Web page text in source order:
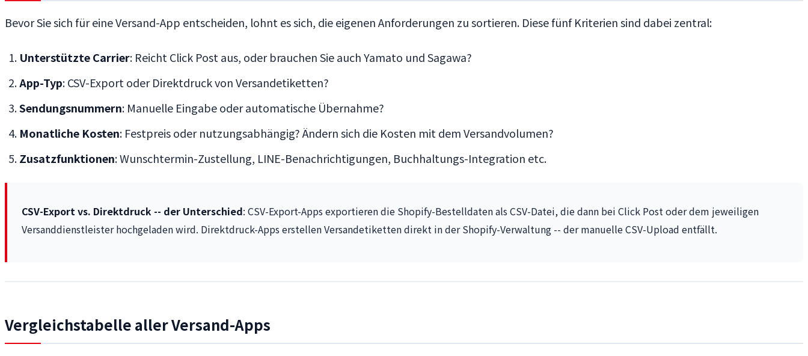
Bevor Sie sich für eine Versand-App entscheiden, lohnt es sich, die eigenen Anforderungen zu sortieren. Diese fünf Kriterien sind dabei zentral:
Unterstützte Carrier: Reicht Click Post aus, oder brauchen Sie auch Yamato und Sagawa?
App-Typ: CSV-Export oder Direktdruck von Versandetiketten?
Sendungsnummern: Manuelle Eingabe oder automatische Übernahme?
Monatliche Kosten: Festpreis oder nutzungsabhängig? Ändern sich die Kosten mit dem Versandvolumen?
Zusatzfunktionen: Wunschtermin-Zustellung, LINE-Benachrichtigungen, Buchhaltungs-Integration etc.
CSV-Export vs. Direktdruck -- der Unterschied: CSV-Export-Apps exportieren die Shopify-Bestelldaten als CSV-Datei, die dann bei Click Post oder dem jeweiligen
Versanddienstleister hochgeladen wird. Direktdruck-Apps erstellen Versandetiketten direkt in der Shopify-Verwaltung -- der manuelle CSV-Upload entfällt.
Vergleichstabelle aller Versand-Apps